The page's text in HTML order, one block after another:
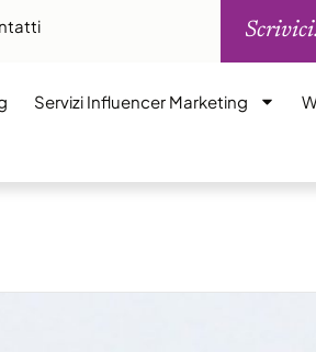
Servizi Influencer Marketing